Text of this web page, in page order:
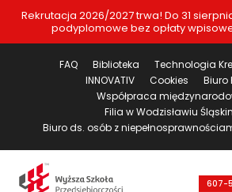
Rekrutacja 2026/2027 trwa! Do 31
podyplomowe bez opłaty
FAQ Biblioteka
Technologia
INNOVATIV
Cookies
Biuro
Współpraca
Filia w Wodzisławiu
Biuro ds. osób z
607-